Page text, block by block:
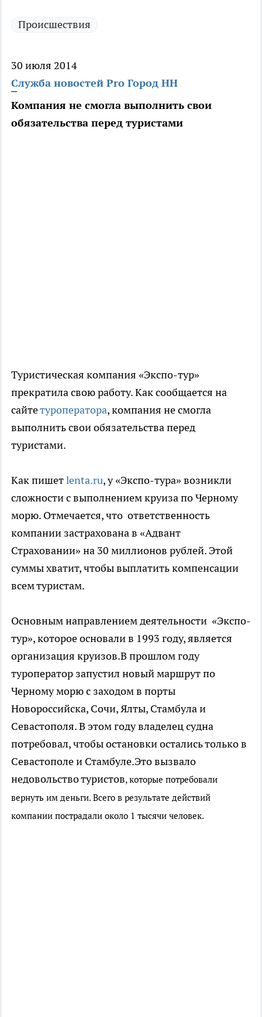
Происшествия
30 июля 2014
Служба новостей Pro Город НН
Компания не смогла выполнить свои
обязательства перед туристами
Туристическая компания «Экспо-тур»
прекратила свою работу. Как сообщается на
сайтетуроператора, компания не смогла
выполнить свои обязательства перед
туристами.
Как пишетlenta.ru, у «Экспо-тура» возникли
сложности с выполнением круиза по Черному
морю. Отмечается, что ответственность
компании застрахована в «Адвант
Страховании» на 30 миллионов рублей. Этой
суммы хватит, чтобы выплатить компенсации
всем туристам.
Основным направлением деятельности «Экспо-
тур», которое основали в 1993 году, является
организация круизов.В прошлом году
туроператор запустил новый маршрут по
Черному морю с заходом в порты
Новороссийска, Сочи, Ялты, Стамбула и
Севастополя. В этом году владелец судна
потребовал, чтобы остановки остались только в
Севастополе и Стамбуле.Это вызвало
недовольство туристов, которые потребовали
вернуть им деньги. Всего в результате действий
компании пострадали около 1 тысячи человек.